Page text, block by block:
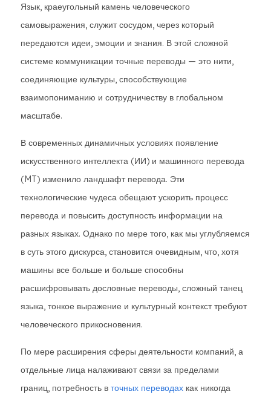
Язык, краеугольный камень человеческого
самовыражения, служит сосудом, через который
передаются идеи, эмоции и знания. В этой сложной
системе коммуникации точные переводы — это нити,
соединяющие культуры, способствующие
взаимопониманию и сотрудничеству в глобальном
масштабе.
В современных динамичных условиях появление
искусственного интеллекта (ИИ) и машинного перевода
(MT) изменило ландшафт перевода. Эти
технологические чудеса обещают ускорить процесс
перевода и повысить доступность информации на
разных языках. Однако по мере того, как мы углубляемся
в суть этого дискурса, становится очевидным, что, хотя
машины все больше и больше способны
расшифровывать дословные переводы, сложный танец
языка, тонкое выражение и культурный контекст требуют
человеческого прикосновения.
По мере расширения сферы деятельности компаний, а
отдельные лица налаживают связи за пределами
границ, потребность в точных переводах как никогда